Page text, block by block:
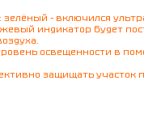
– включился
индикатор будет
освещенности в
защищать участок